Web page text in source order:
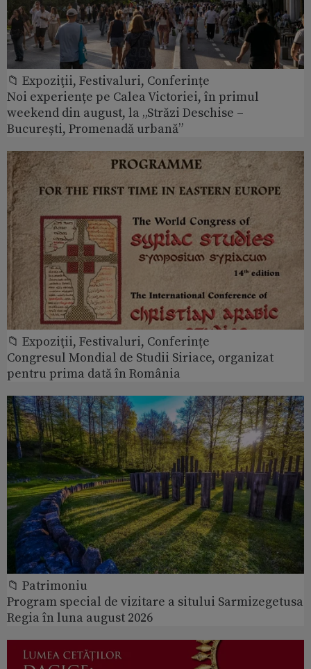
📁 Expoziţii, Festivaluri, Conferințe
Noi experiențe pe Calea Victoriei, în primul
weekend din august, la „Străzi Deschise –
București, Promenadă urbană”
📁 Expoziţii, Festivaluri, Conferințe
Congresul Mondial de Studii Siriace, organizat
pentru prima dată în România
📁 Patrimoniu
Program special de vizitare a sitului Sarmizegetusa
Regia în luna august 2026